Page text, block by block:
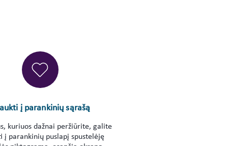
į parankinių sąrašą
kuriuos dažnai peržiūrite, galite
į parankinių puslapį spustelėję